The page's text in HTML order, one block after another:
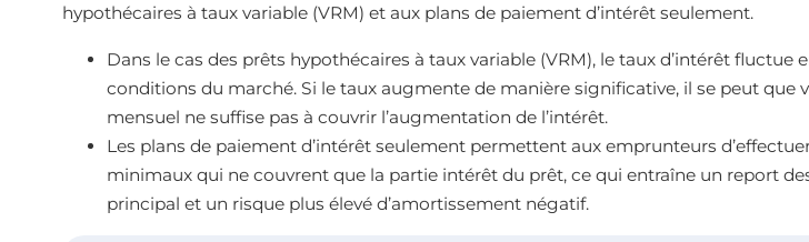
hypothécaires à taux variable (VRM) et aux plans de paiement d’intérêt seulement.
Dans le cas des prêts hypothécaires à taux variable (VRM), le taux d’intérêt fluctue
conditions du marché. Si le taux augmente de manière significative, il se peut que
mensuel ne suffise pas à couvrir l’augmentation de l’intérêt.
Les plans de paiement d’intérêt seulement permettent aux emprunteurs
minimaux qui ne couvrent que la partie intérêt du prêt, ce qui entraîne un report
principal et un risque plus élevé d’amortissement négatif.